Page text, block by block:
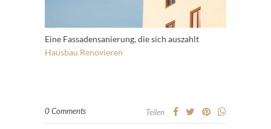
Eine Fassadensanierung, die sich auszahlt
Hausbau Renovieren
0 Comments Teilen